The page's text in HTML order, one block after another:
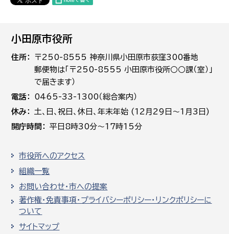
小田原市役所
住所
〒250-8555 神奈川県小田原市荻窪300番地
郵便物は「〒250-8555 小田原市役所○○課（室）」
で届きます）
電話
0465-33-1300（総合案内）
休み
土､日､祝日、休日、年末年始 (12月29日～1月3日)
開庁時間
平日8時30分～17時15分
市役所へのアクセス
組織一覧
お問い合わせ・市への提案
著作権・免責事項・プライバシーポリシー・リンクポリシーに
ついて
サイトマップ